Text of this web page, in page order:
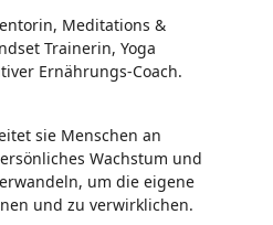
Meditations &
Trainerin, Yoga
Ernährungs-Coach.
sie Menschen an
Wachstum und
um die eigene
und zu verwirklichen.